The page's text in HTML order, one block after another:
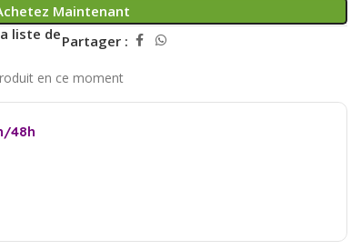
Maintenant
liste dePartager :
48h